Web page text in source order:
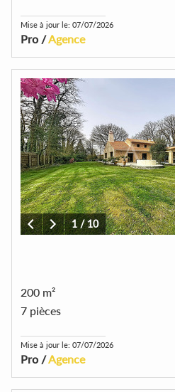
Mise à jour le: 07/07/2026
Pro /Agence
1/10
200 m²
7 pièces
Mise à jour le: 07/07/2026
Pro /Agence